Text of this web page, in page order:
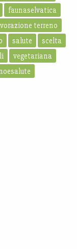
faunaselvatica
terreno
salute
scelta
vegetariana